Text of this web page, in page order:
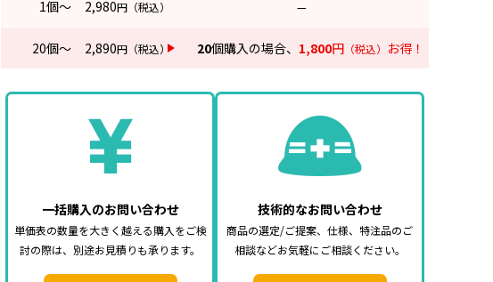
1個～ 2,980円 （税込） —
20個～ 2,890円 （税込） 20個購入の場合、 1,800円 （税込） お得！
一括購入のお問い合わせ
単価表の数量を大きく越える購入をご検
討の際は、別途お見積りも承ります。
技術的なお問い合わせ
商品の選定/ご提案、仕様、特注品のご
相談などお気軽にご相談ください。